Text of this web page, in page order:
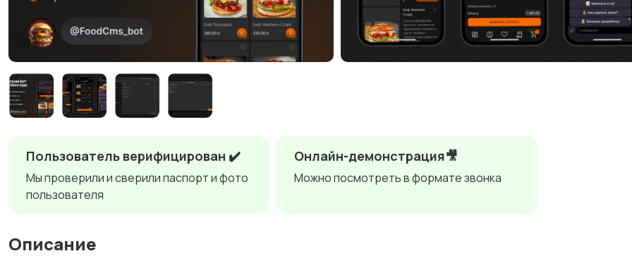
Пользователь верифицирован ✔️
Мы проверили и сверили паспорт и фото
пользователя
Онлайн-демонстрация🎥
Можно посмотреть в формате звонка
Описание